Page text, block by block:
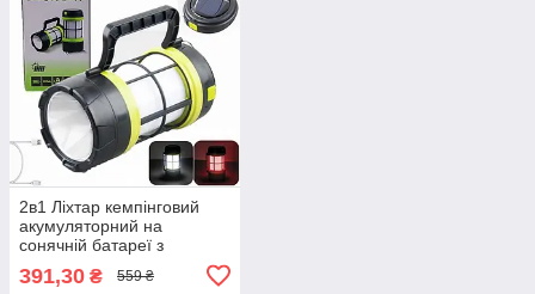
2в1 Ліхтар кемпінговий
акумуляторний на
сонячній батареї з
лампа для кемпінгу
391,30 ₴ 559 ₴